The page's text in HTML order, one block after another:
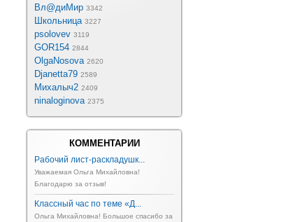
Вл@диМир 3342
Школьница 3227
psolovev 3119
GOR154 2844
OlgaNosova 2620
Djanetta79 2589
Михалыч2 2409
ninaloginova 2375
КОММЕНТАРИИ
Рабочий лист-раскладушк...
Уважаемая Ольга Михайловна!
Благодарю за отзыв!
Классный час по теме «Д...
Ольга Михайловна! Большое спасибо за